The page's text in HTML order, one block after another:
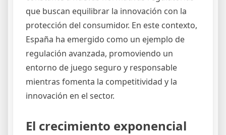
que buscan equilibrar la innovación con la
protección del consumidor. En este contexto,
España ha emergido como un ejemplo de
regulación avanzada, promoviendo un
entorno de juego seguro y responsable
mientras fomenta la competitividad y la
innovación en el sector.
El crecimiento exponencial